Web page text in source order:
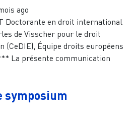
ago
Doctorante en droit international
de Visscher pour le droit
(CeDIE), Équipe droits européens
La présente communication
symposium